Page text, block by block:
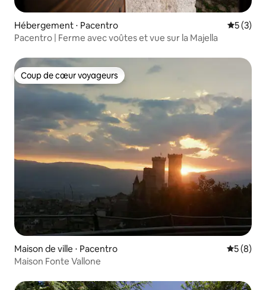
Hébergement ⋅ Pacentro
5 (3)
Pacentro | Ferme avec voûtes et vue sur la Majella
Coup de cœur voyageurs
Coup de cœur voyageurs
Maison de ville ⋅ Pacentro
5 (8)
Maison Fonte Vallone